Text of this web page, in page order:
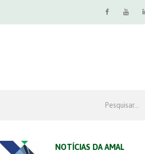
NOTÍCIAS DA AMAL